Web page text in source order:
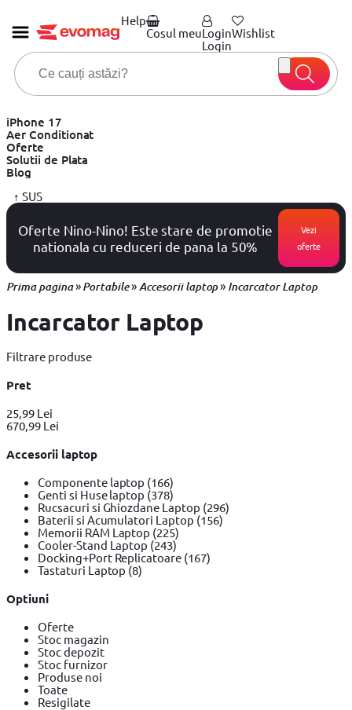
Help
Cosul meuLogin
Login
Wishlist
iPhone 17
Aer Conditionat
Oferte
Solutii de Plata
Blog
↑ SUS
Oferte Nino-Nino! Este stare de promotie
nationala cu reduceri de pana la 50%
Vezi
oferte
Prima pagina»Portabile»Accesorii laptop» Incarcator Laptop
Incarcator Laptop
Filtrare produse
Pret
25,99 Lei
670,99 Lei
Accesorii laptop
Componente laptop (166)
Genti si Huse laptop (378)
Rucsacuri si Ghiozdane Laptop (296)
Baterii si Acumulatori Laptop(156)
Memorii RAM Laptop (225)
Cooler-Stand Laptop (243)
Docking+Port Replicatoare (167)
Tastaturi Laptop(8)
Optiuni
Oferte
Stoc magazin
Stoc depozit
Stoc furnizor
Produse noi
Toate
Resigilate